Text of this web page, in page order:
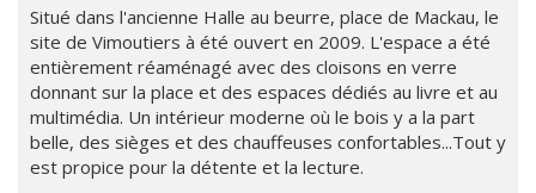
Situé dans l'ancienne Halle au beurre, place de Mackau, le
site de Vimoutiers à été ouvert en 2009. L'espace a été
entièrement réaménagé avec des cloisons en verre
donnant sur la place et des espaces dédiés au livre et au
multimédia. Un intérieur moderne où le bois y a la part
belle, des sièges et des chauffeuses confortables...Tout y
est propice pour la détente et la lecture.